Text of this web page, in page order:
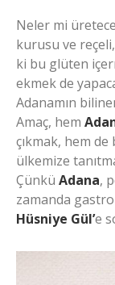
Neler mi
kurusu ve
ki bu glüten
ekmek de
Adanamın
Amaç, hem
çıkmak, hem
ülkemize
Çünkü Adana,
zamanda
Hüsniye Gül’e